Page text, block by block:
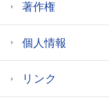
著作権
個人情報
リンク